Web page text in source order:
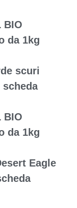
BIO
da 1kg
scuri
scheda
BIO
da 1kg
Eagle